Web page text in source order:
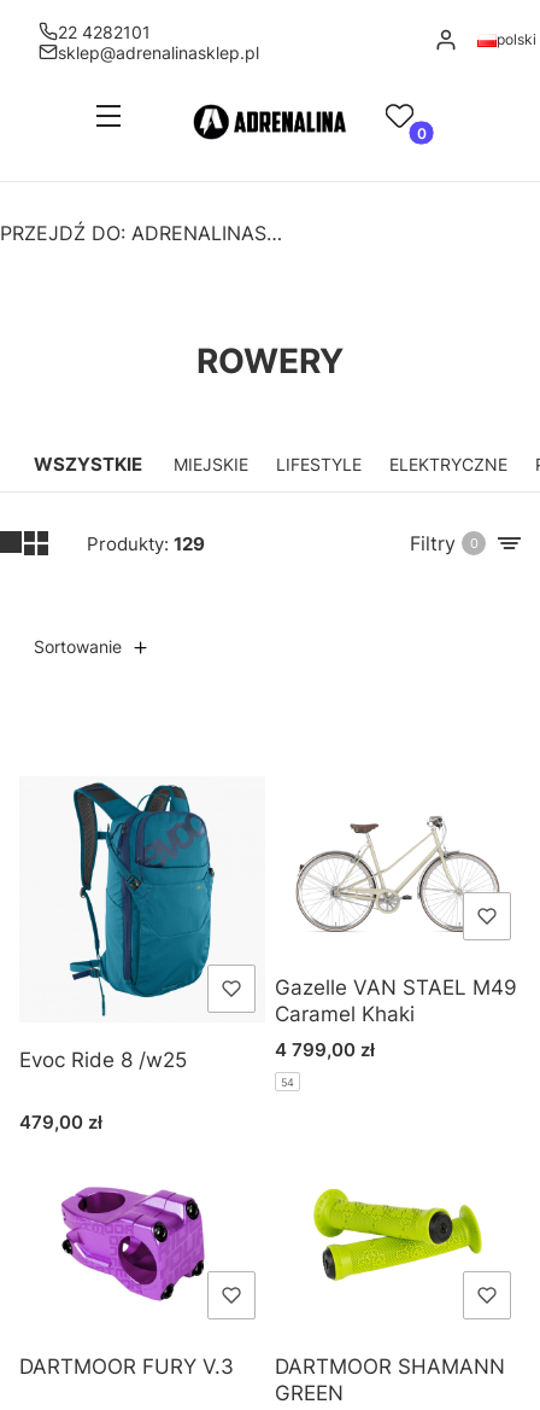
22 4282101
sklep@adrenalinasklep.pl
Zaloguj się
polski
Menu Ulubione
Produkty w
Koszyk
PRZEJDŹ DO: ADRENALINASKLEP
ROWERY
WSZYSTKIE MIEJSKIE LIFESTYLE ELEKTRYCZNE
Produkty: 129 Filtry 0
Sortowanie
Lista produktów
Evoc Ride 8 /w25
Cena
479,00 zł
Gazelle VAN STAEL M49
Caramel Khaki
Cena
4 799,00 zł
54
DARTMOOR FURY V.3
DARTMOOR SHAMANN
GREEN